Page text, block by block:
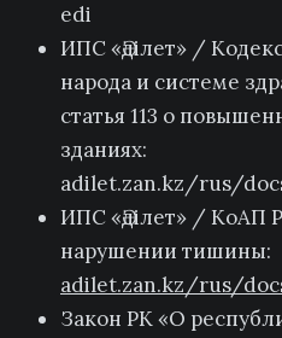
edi
ИПС «Әділет» /
народа и системе
статья 113 о
зданиях:
adilet.zan.kz/rus/
ИПС «Әділет» / КоАП
нарушении тишины:
adilet.zan.kz/rus/
Закон РК «О